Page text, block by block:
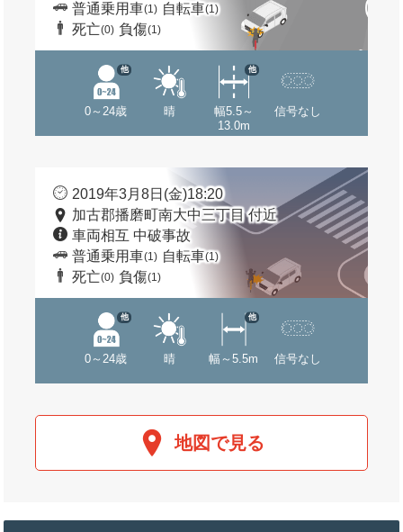
普通乗用車(1) 自転車(1)
死亡(0) 負傷(1)
0～24歳
他
晴
幅5.5～
13.0m
他
信号なし
2019年3月8日(金)18:20
加古郡播磨町南大中三丁目 付近
車両相互 中破事故
普通乗用車(1) 自転車(1)
死亡(0) 負傷(1)
0～24歳
他
晴 幅～5.5m
他
信号なし
地図で見る